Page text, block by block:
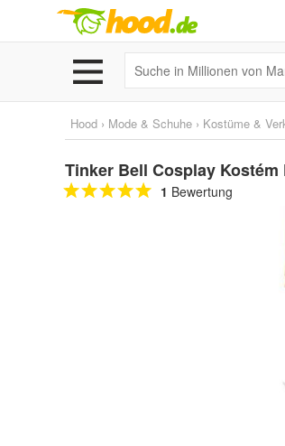
Hood › Mode & Schuhe › Kostüme &
Tinker Bell Cosplay
1 Bewertung